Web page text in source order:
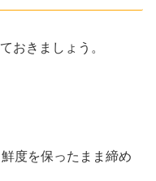
おきましょう。
度を保ったまま締め